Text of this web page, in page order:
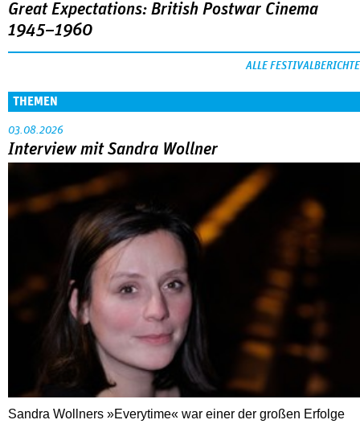
Great Expectations: British Postwar Cinema
1945–1960
ALLE FESTIVALBERICHTE
THEMEN
03.08.2026
Interview mit Sandra Wollner
Sandra Wollners »Everytime« war einer der großen Erfolge